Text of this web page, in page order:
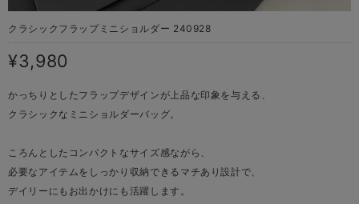
クラシックフラップミニショルダー 240928
¥3,980
かっちりとしたフラップデザインが上品な印象を与える、
クラシックなミニショルダーバッグ。
ころんとしたコンパクトなサイズ感ながら、
必要なアイテムをしっかり収納できるマチあり設計で、
デイリーにもお出かけにも活躍します。